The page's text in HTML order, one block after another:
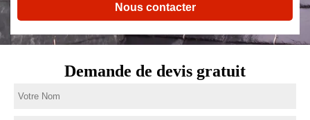
Nous contacter
Demande de devis gratuit